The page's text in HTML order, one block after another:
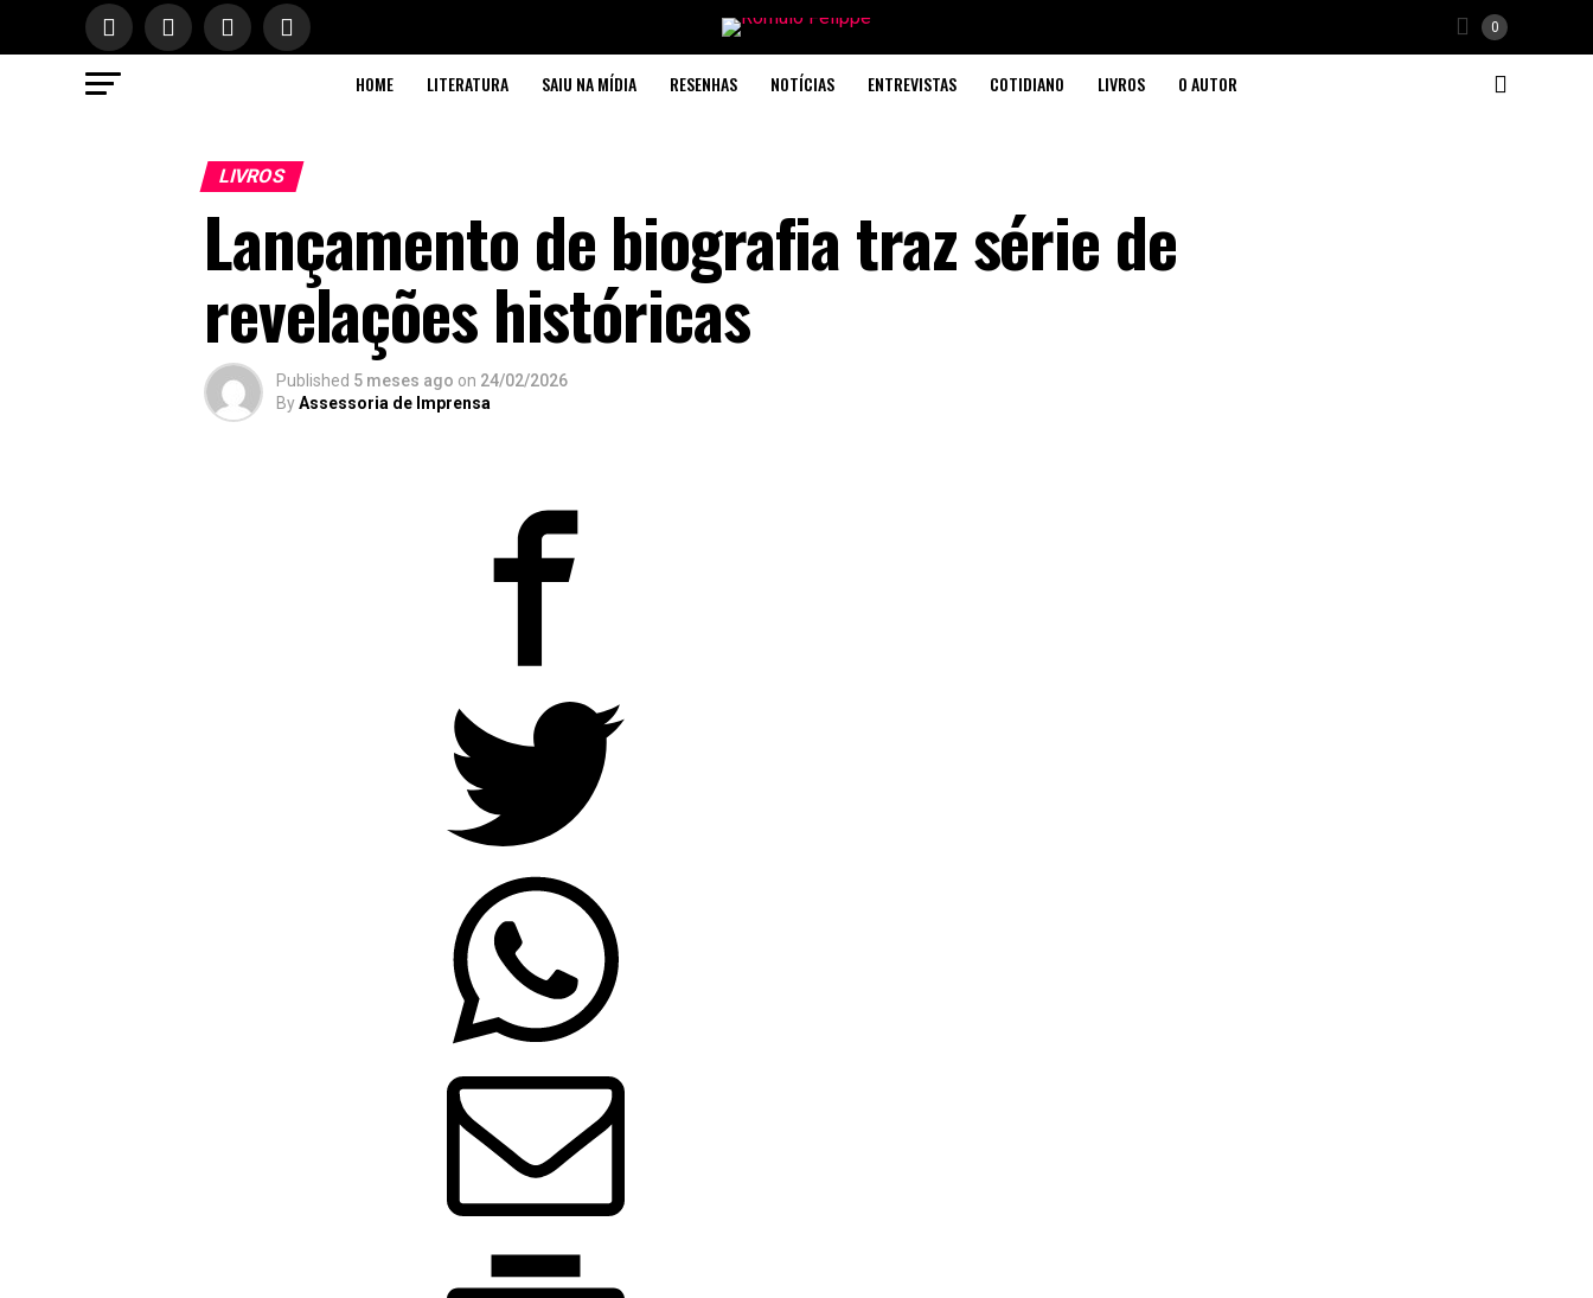
0
HOME LITERATURA SAIU NA MÍDIA RESENHAS NOTÍCIAS ENTREVISTAS COTIDIANO LIVROS O AUTOR
LIVROS
Lançamento de biografia traz série de
revelações históricas
Published 5 meses ago on 24/02/2026
ByAssessoria de Imprensa